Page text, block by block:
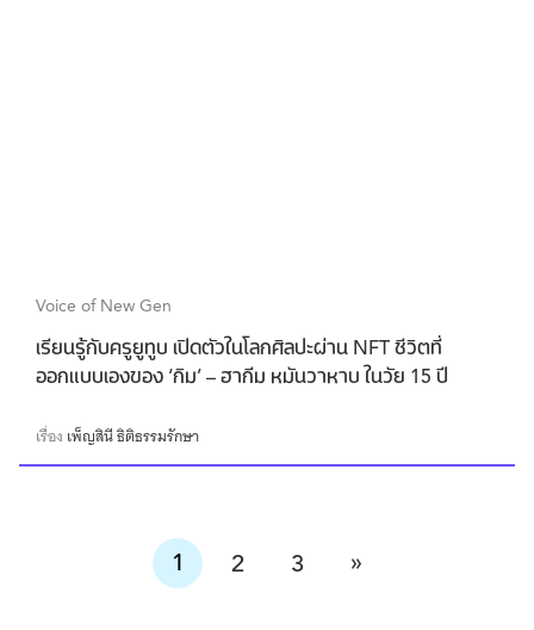
Voice of New Gen
เรียนรู้กับครูยูทูบ เปิดตัวในโลกศิลปะผ่าน NFT ชีวิตที่
ออกแบบเองของ ‘กิม’ – ฮากีม หมันวาหาบ ในวัย 15 ปี
เรื่อง เพ็ญสินี ธิติธรรมรักษา
1 2 3 »